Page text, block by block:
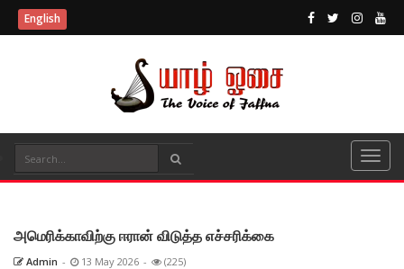
English
அமெரிக்காவிற்கு ஈரான் விடுத்த எச்சரிக்கை
Admin - 13 May 2026 - (225)